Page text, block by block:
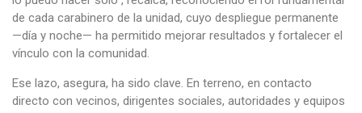
de cada carabinero de la unidad, cuyo despliegue permanente
—día y noche— ha permitido mejorar resultados y fortalecer el
vínculo con la comunidad.
Ese lazo, asegura, ha sido clave. En terreno, en contacto
directo con vecinos, dirigentes sociales, autoridades y equipos